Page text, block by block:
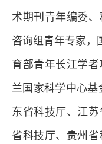
术期刊青年编委
咨询组青年专家，
育部青年长江学
兰国家科学中心
东省科技厅、江苏
省科技厅、贵州